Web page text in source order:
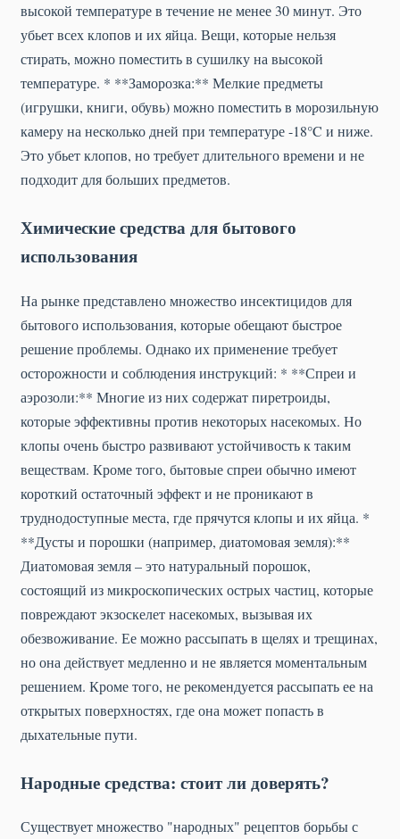
высокой температуре в течение не менее 30 минут. Это
убьет всех клопов и их яйца. Вещи, которые нельзя
стирать, можно поместить в сушилку на высокой
температуре. * **Заморозка:** Мелкие предметы
(игрушки, книги, обувь) можно поместить в морозильную
камеру на несколько дней при температуре -18°C и ниже.
Это убьет клопов, но требует длительного времени и не
подходит для больших предметов.
Химические средства для бытового
использования
На рынке представлено множество инсектицидов для
бытового использования, которые обещают быстрое
решение проблемы. Однако их применение требует
осторожности и соблюдения инструкций: * **Спреи и
аэрозоли:** Многие из них содержат пиретроиды,
которые эффективны против некоторых насекомых. Но
клопы очень быстро развивают устойчивость к таким
веществам. Кроме того, бытовые спреи обычно имеют
короткий остаточный эффект и не проникают в
труднодоступные места, где прячутся клопы и их яйца. *
**Дусты и порошки (например, диатомовая земля):**
Диатомовая земля – это натуральный порошок,
состоящий из микроскопических острых частиц, которые
повреждают экзоскелет насекомых, вызывая их
обезвоживание. Ее можно рассыпать в щелях и трещинах,
но она действует медленно и не является моментальным
решением. Кроме того, не рекомендуется рассыпать ее на
открытых поверхностях, где она может попасть в
дыхательные пути.
Народные средства: стоит ли доверять?
Существует множество "народных" рецептов борьбы с